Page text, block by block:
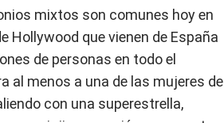
mixtos son comunes hoy en
Hollywood que vienen de España
de personas en todo el
al menos a una de las mujeres de
con una superestrella,